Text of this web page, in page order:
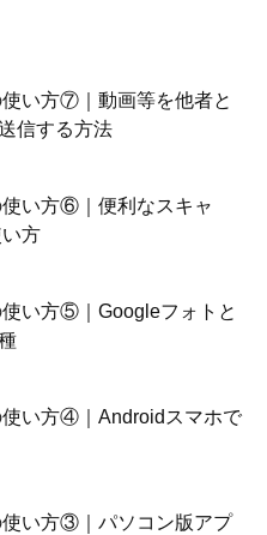
い方⑦｜動画等を他者と
信する方法
い方⑥｜便利なスキャ
方
い方⑤｜Googleフォトと
い方④｜Androidスマホで
い方③｜パソコン版アプ